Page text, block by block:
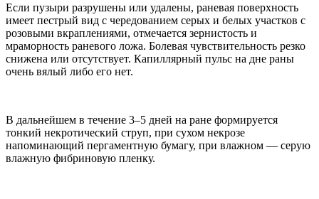
Если пузыри разрушены или удалены, раневая поверхность
имеет пестрый вид с чередованием серых и белых участков с
розовыми вкраплениями, отмечается зернистость и
мраморность раневого ложа. Болевая чувствительность резко
снижена или отсутствует. Капиллярный пульс на дне раны
очень вялый либо его нет.
В дальнейшем в течение 3–5 дней на ране формируется
тонкий некротический струп, при сухом некрозе
напоминающий пергаментную бумагу, при влажном — серую
влажную фибриновую пленку.